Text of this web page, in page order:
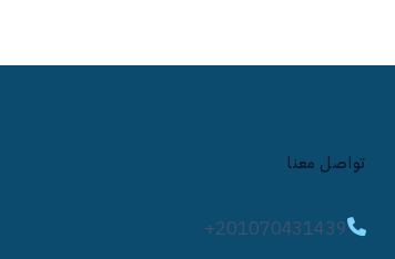
تواصل معنا
+201070431439